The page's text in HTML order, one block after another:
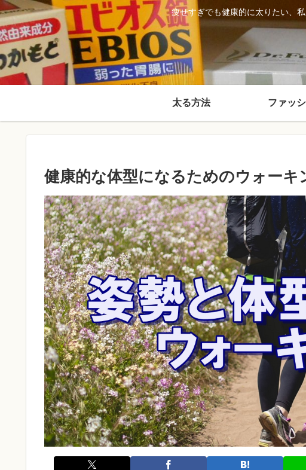
痩せすぎでも健康的に太りたい、
太る方法 ファッ
健康的な体型になるためのウォーキ